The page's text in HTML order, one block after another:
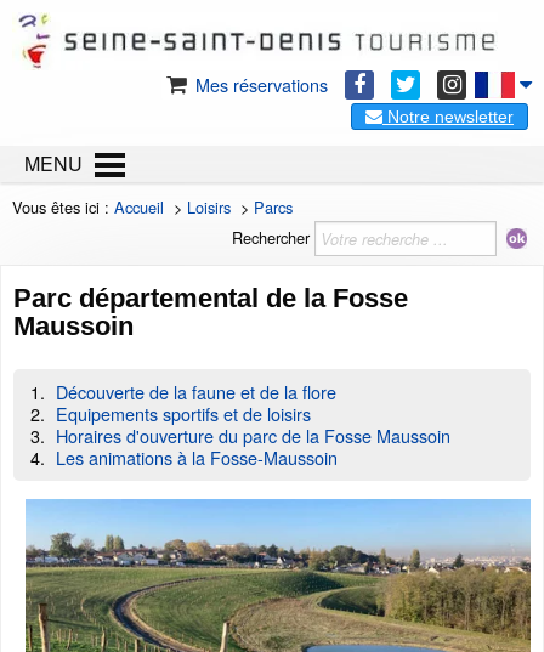
Mes réservations
Notre newsletter
MENU
Vous êtes ici : Accueil > Loisirs > Parcs
Rechercher
Parc départemental de la Fosse
Maussoin
Découverte de la faune et de la flore
Equipements sportifs et de loisirs
Horaires d'ouverture du parc de la Fosse Maussoin
Les animations à la Fosse-Maussoin